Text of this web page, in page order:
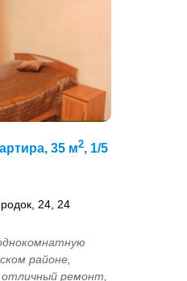
35 м2, 1/5
24, 24
районе,
ремонт,